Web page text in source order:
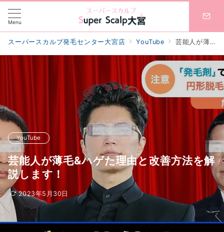
Menu
スーパースカルプ発毛センター大宮店 YouTube 芸能人が薄毛&ハゲた理由と改善方法を解説します！
YouTube
芸能人が薄毛&ハゲた理由と改善方法を解
説します！
2023年5月30日